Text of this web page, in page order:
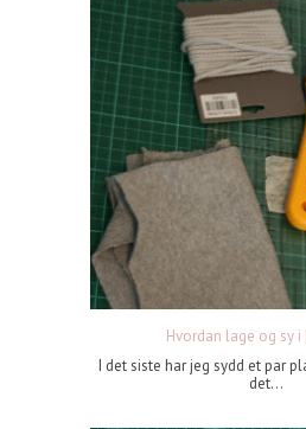
Hvordan lage og sy i
I det siste har jeg sydd et par
det...